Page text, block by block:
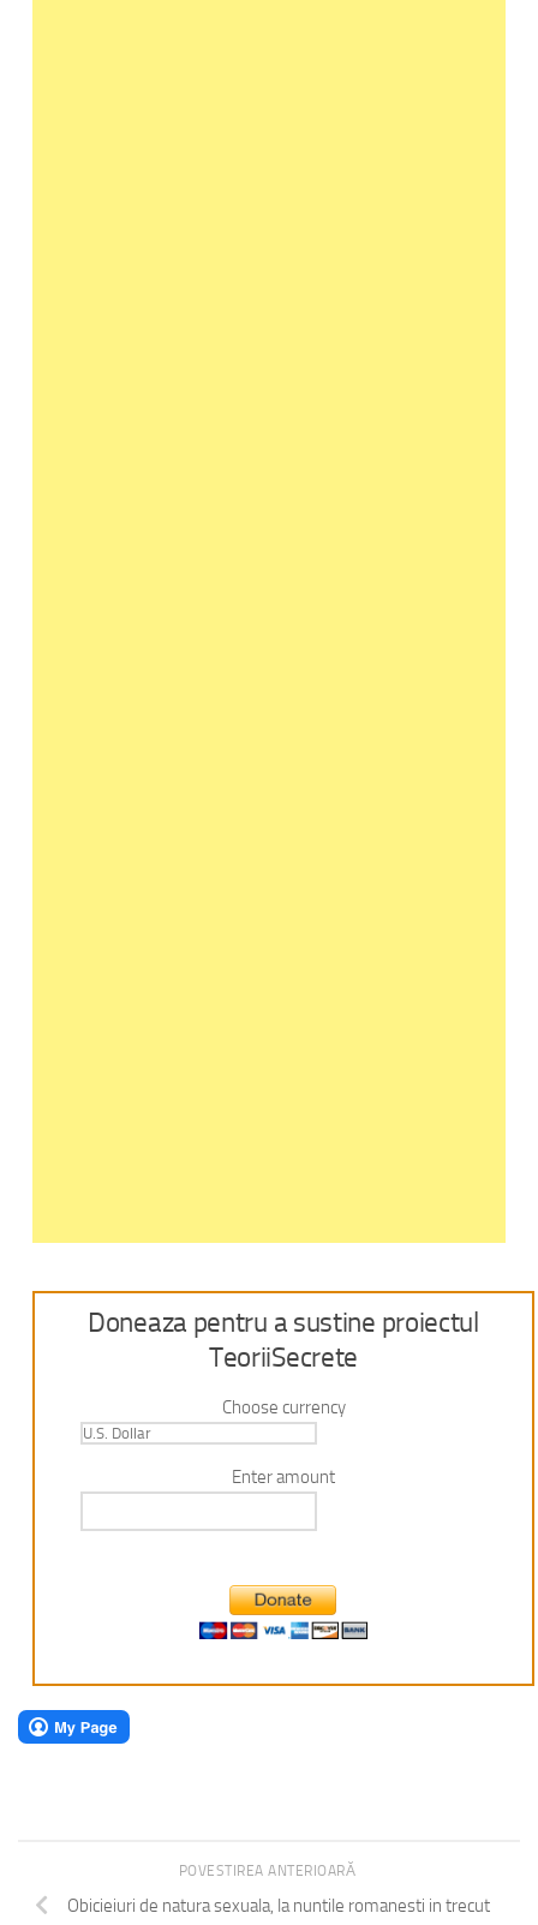
Doneaza pentru a sustine proiectul
TeoriiSecrete
Choose currency
Enter amount
POVESTIREA ANTERIOARĂ
Obicieiuri de natura sexuala, la nuntile romanesti in trecut